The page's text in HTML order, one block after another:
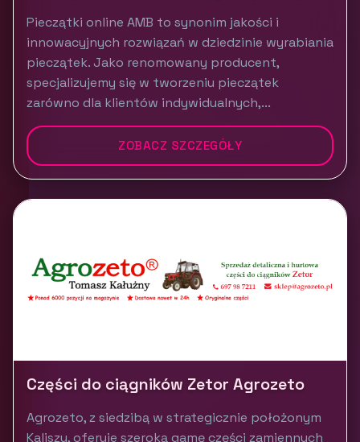
Pieczątki online AMB to synonim jakości i
innowacyjnych rozwiązań w dziedzinie wyrabiania
pieczątek. Jako renomowany producent,
specjalizujemy się w tworzeniu pieczątek
zarówno dla klientów indywidualnych,...
ZOBACZ SZCZEGÓŁY
Części do ciągników Zetor Agrozeto
Agrozeto, z siedzibą w strategicznie położonym
Kaliszu, oferuje szeroką gamę części zamiennych